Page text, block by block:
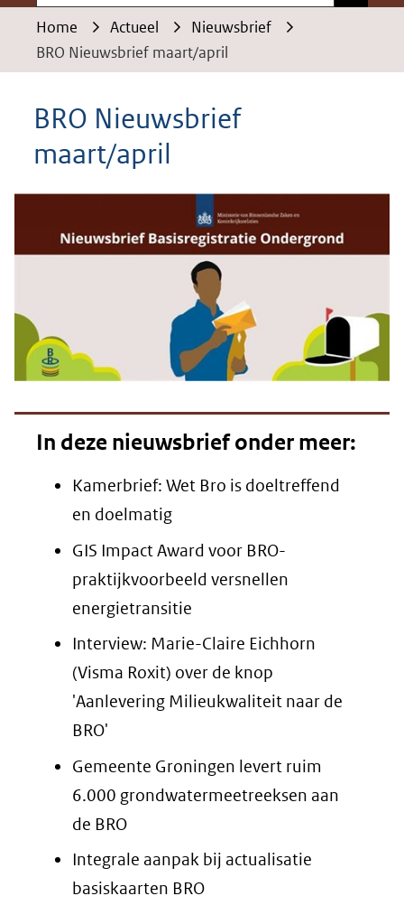
Home Actueel
Nieuwsbrief
BRO Nieuwsbrief maart/april
BRO Nieuwsbrief
maart/april
In deze nieuwsbrief onder meer:
Kamerbrief: Wet Bro is doeltreffend
en doelmatig
GIS Impact Award voor BRO-
praktijkvoorbeeld versnellen
energietransitie
Interview: Marie-Claire Eichhorn
(Visma Roxit) over de knop
'Aanlevering Milieukwaliteit naar de
BRO'
Gemeente Groningen levert ruim
6.000 grondwatermeetreeksen aan
de BRO
Integrale aanpak bij actualisatie
basiskaarten BRO